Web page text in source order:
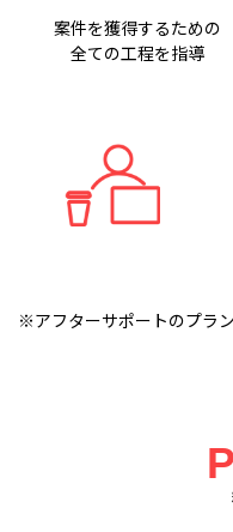
案件を獲得するための
全ての工程を指導
※アフターサポートのプラン